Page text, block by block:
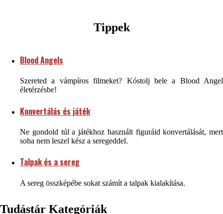
Tippek
Blood Angels
Szereted a vámpíros filmeket? Kóstolj bele a Blood Angel
életérzésbe!
Konvertálás és játék
Ne gondold túl a játékhoz használt figuráid konvertálását, mert
soha nem leszel kész a seregeddel.
Talpak és a sereg
A sereg összképébe sokat számít a talpak kialakítása.
Tudástár Kategóriák